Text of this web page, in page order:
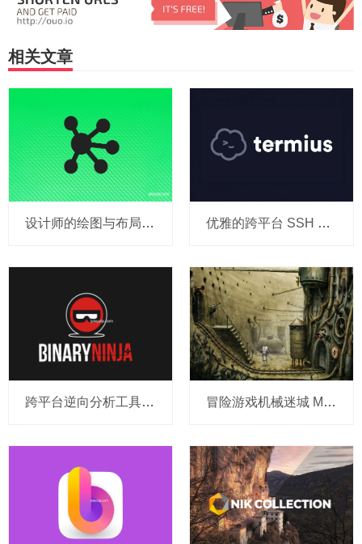
相关文章
设计师的绘图与布局神器 OmniGraffle v7.23.1 破解版 优雅的跨平台 SSH 客户端 Termius v9.32.3 破解版
跨平台逆向分析工具 Binary Ninja v4.2.6455 破解版 冒险游戏机械迷城 Machinarium v3.4.2 中文破解版